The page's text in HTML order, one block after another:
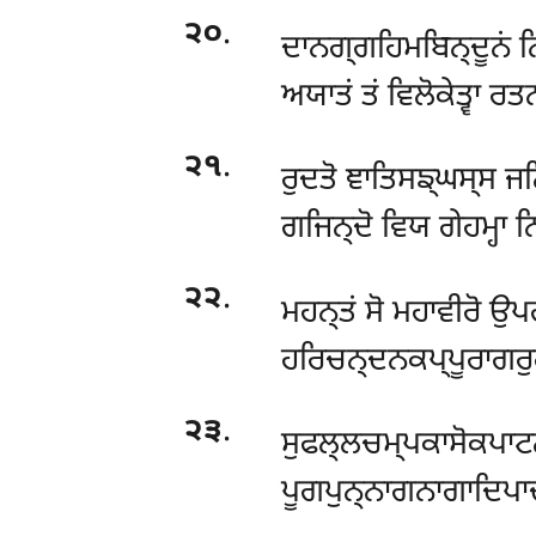
੨੦.
ਦਾਨਗ੍ਗਹਿਮਬਿਨ੍ਦੂਨਂ
ਅਯਾਤਂ ਤਂ ਵਿਲੋਕੇਤ੍ਵਾ
੨੧.
ਰੁਦਤੋ ਞਾਤਿਸਙ੍ਘਸ੍ਸ
ਗਜਿਨ੍ਦੋ ਵਿਯ ਗੇਹਮ੍ਹਾ
੨੨.
ਮਹਨ੍ਤਂ ਸੋ ਮਹਾਵੀਰੋ
੨੩.